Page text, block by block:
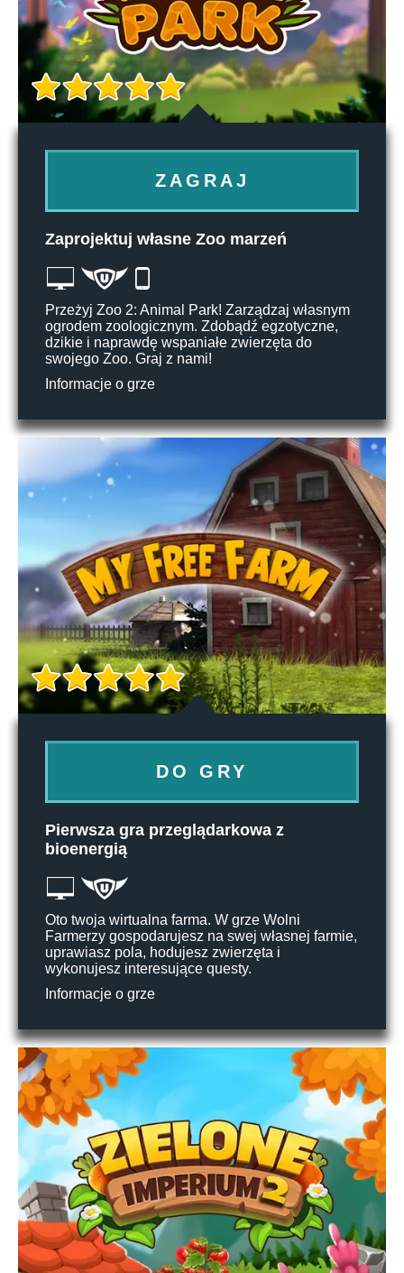
ZAGRAJ
Zaprojektuj własne Zoo marzeń
Przeżyj Zoo 2: Animal Park! Zarządzaj własnym
ogrodem zoologicznym. Zdobądź egzotyczne,
dzikie i naprawdę wspaniałe zwierzęta do
swojego Zoo. Graj z nami!
Informacje o grze
DO GRY
Pierwsza gra przeglądarkowa z
bioenergią
Oto twoja wirtualna farma. W grze Wolni
Farmerzy gospodarujesz na swej własnej farmie,
uprawiasz pola, hodujesz zwierzęta i
wykonujesz interesujące questy.
Informacje o grze